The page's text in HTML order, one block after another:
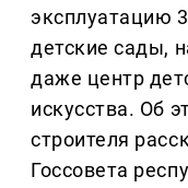
эксплуатацию
детские сады,
даже центр
искусства. Об
строителя
Госсовета